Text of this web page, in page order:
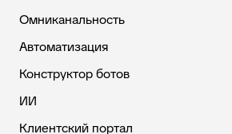
Омниканальность
Автоматизация
Конструктор ботов
ИИ
Клиентский портал